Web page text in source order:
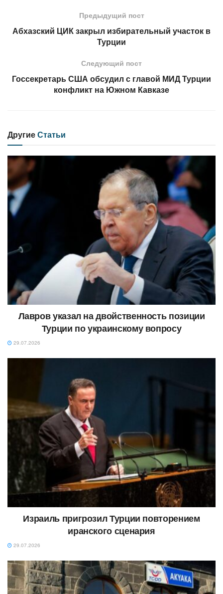
Предыдущий пост
Абхазский ЦИК закрыл избирательный участок в
Турции
Следующий пост
Госсекретарь США обсудил с главой МИД Турции
конфликт на Южном Кавказе
ДругиеСтатьи
Лавров указал на двойственность позиции
Турции по украинскому вопросу
29.07.2026
Израиль пригрозил Турции повторением
иранского сценария
29.07.2026